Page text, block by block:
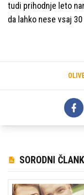
tudi prihodnje leto
da lahko nese vsaj
SORODNI